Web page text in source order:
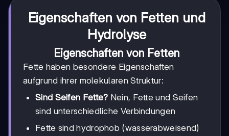
Eigenschaften von Fetten und
Hydrolyse
Eigenschaften von Fetten
Fette haben besondere Eigenschaften
aufgrund ihrer molekularen Struktur:
Sind Seifen Fette? Nein, Fette und Seifen
sind unterschiedliche Verbindungen
Fette sind hydrophob (wasserabweisend)